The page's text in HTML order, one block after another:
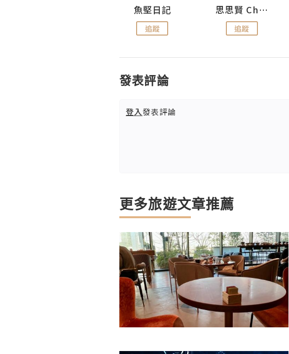
魚堅日記
追蹤
思思賢 ChillMyBabe
追蹤
發表評論
登入發表評論
更多旅遊文章推薦